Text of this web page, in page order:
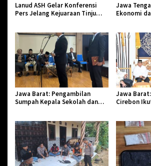
Lanud ASH Gelar Konferensi
Pers Jelang Kejuaraan Tinju
Jawa
Ekonomi
Jawa Barat: Pengambilan
Sumpah Kepala Sekolah dan
Pendidikan dan Birokrasi
Jawa
Cirebon